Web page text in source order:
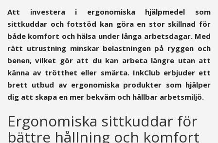
Att investera i ergonomiska hjälpmedel som
sittkuddar och fotstöd kan göra en stor skillnad för
både komfort och hälsa under långa arbetsdagar. Med
rätt utrustning minskar belastningen på ryggen och
benen, vilket gör att du kan arbeta längre utan att
känna av trötthet eller smärta. InkClub erbjuder ett
brett utbud av ergonomiska produkter som hjälper
dig att skapa en mer bekväm och hållbar arbetsmiljö.
Ergonomiska sittkuddar för
bättre hållning och komfort